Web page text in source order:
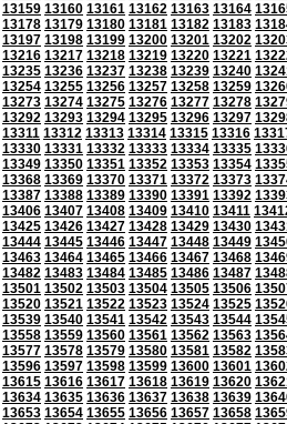
13159 13160 13161 13162 13163 13164
13178 13179 13180 13181 13182 13183
13197 13198 13199 13200 13201 13202
13216 13217 13218 13219 13220 13221
13235 13236 13237 13238 13239 13240
13254 13255 13256 13257 13258 13259
13273 13274 13275 13276 13277 13278
13292 13293 13294 13295 13296 13297
13311 13312 13313 13314 13315 13316
13330 13331 13332 13333 13334 13335
13349 13350 13351 13352 13353 13354
13368 13369 13370 13371 13372 13373
13387 13388 13389 13390 13391 13392
13406 13407 13408 13409 13410 13411
13425 13426 13427 13428 13429 13430
13444 13445 13446 13447 13448 13449
13463 13464 13465 13466 13467 13468
13482 13483 13484 13485 13486 13487
13501 13502 13503 13504 13505 13506
13520 13521 13522 13523 13524 13525
13539 13540 13541 13542 13543 13544
13558 13559 13560 13561 13562 13563
13577 13578 13579 13580 13581 13582
13596 13597 13598 13599 13600 13601
13615 13616 13617 13618 13619 13620
13634 13635 13636 13637 13638 13639
13653 13654 13655 13656 13657 13658